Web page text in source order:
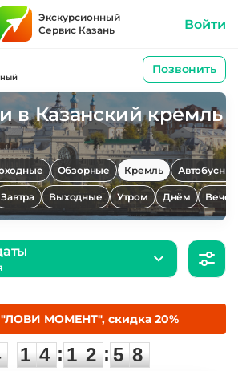
Позвонить
Экскурсионный
Сервис Казань
Войти
в Казанский кремль
Обзорные Кремль
Завтра Выходные Утром Днём
МОМЕНТ", скидка 20%
1
1
4
4 :
1
1
2
2 :
5
5
8
8